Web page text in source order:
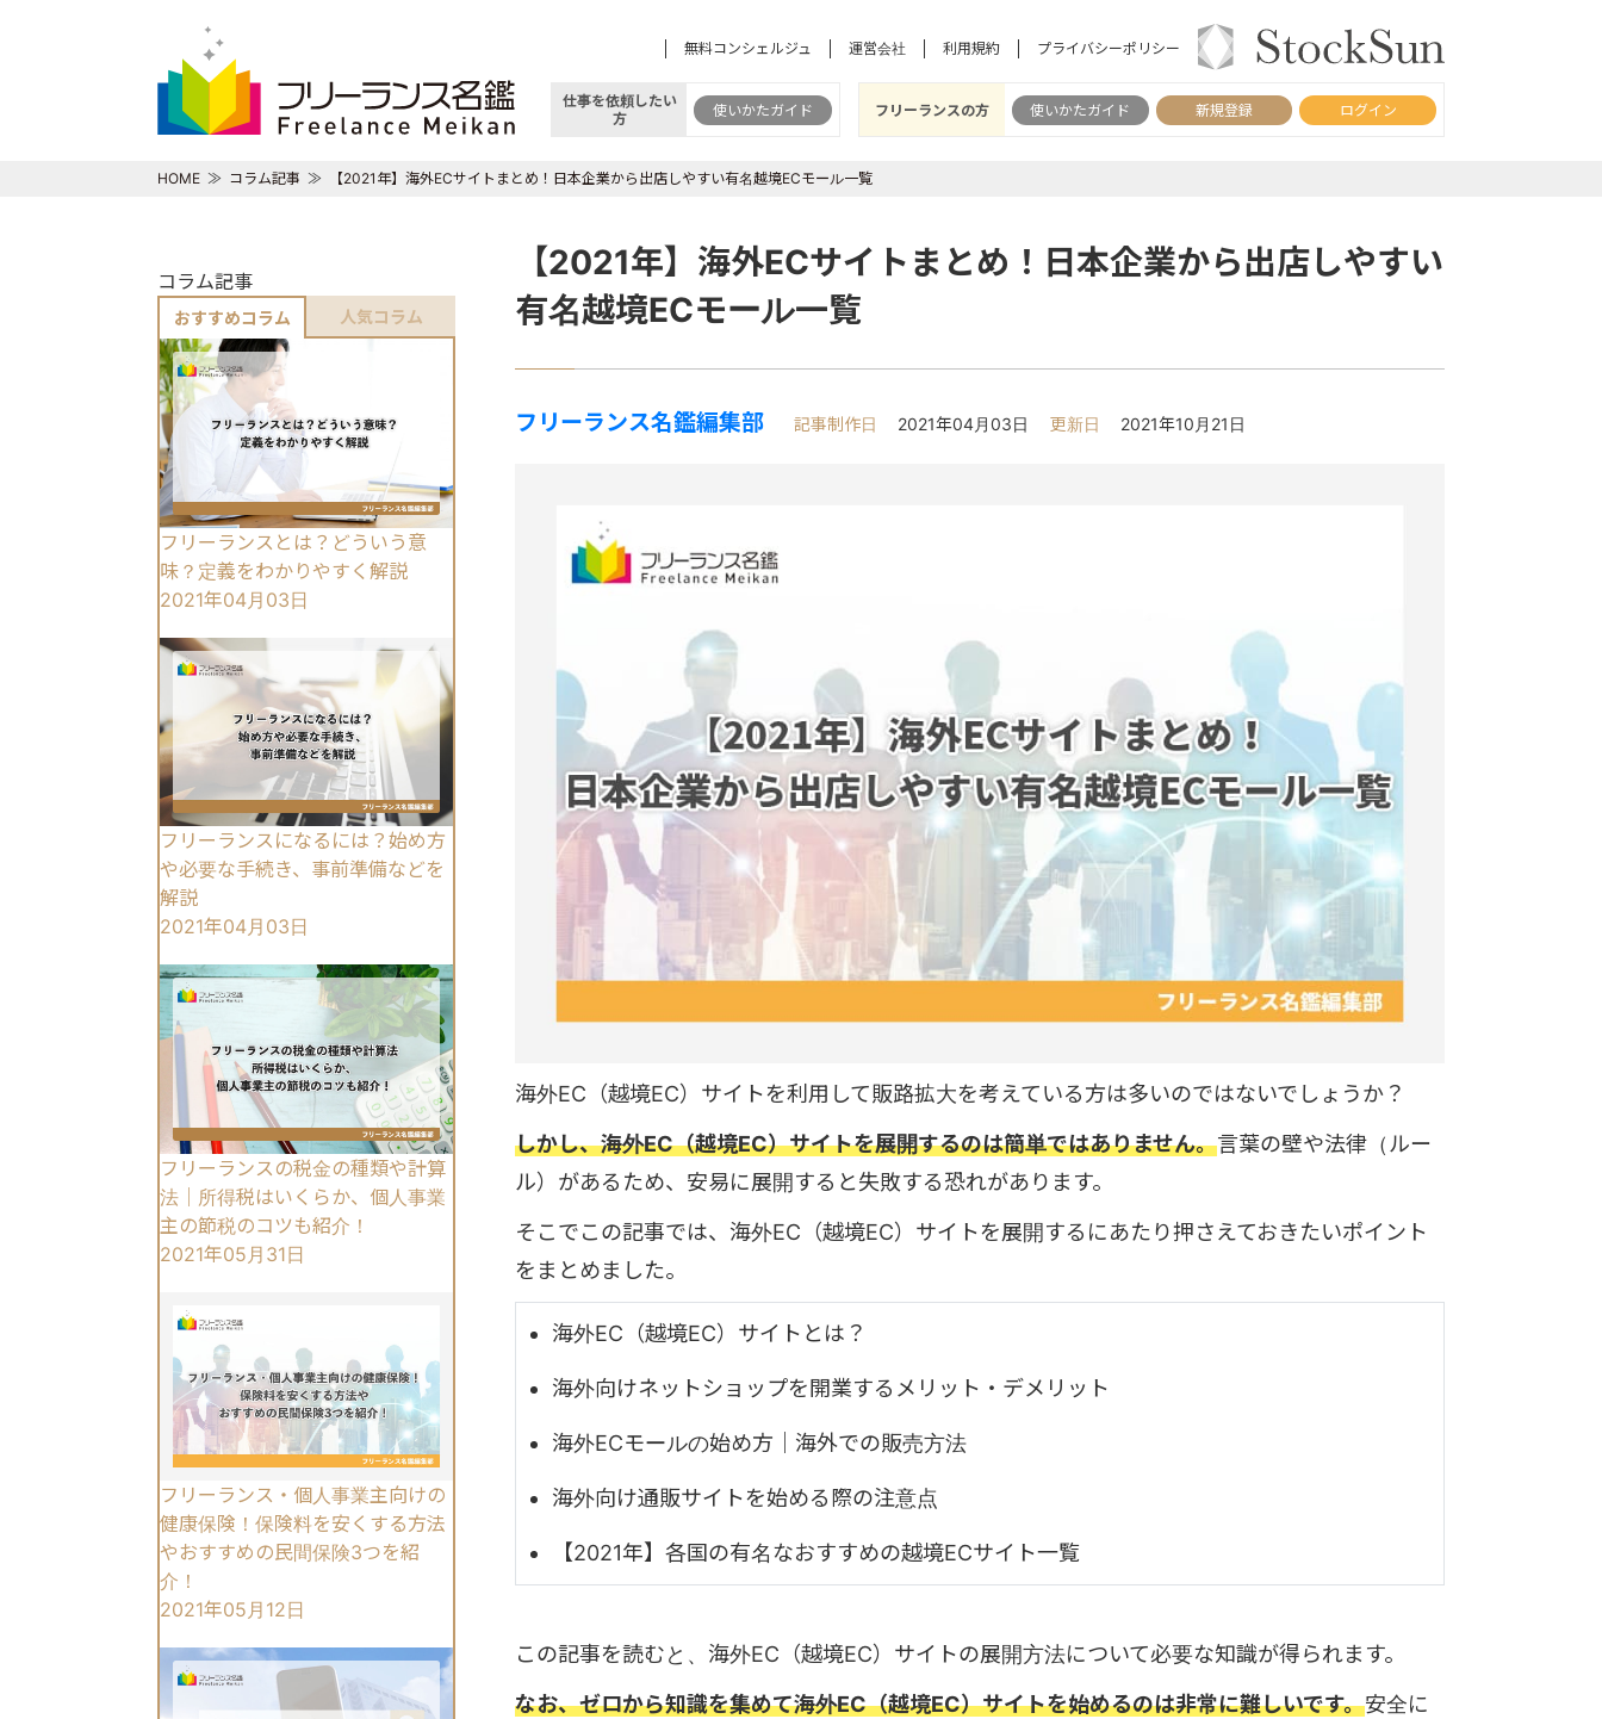
無料コンシェルジュ 運営会社 利用規約 プライバシーポリシー
仕事を依頼したい
方
使いかたガイド フリーランスの方 使いかたガイド 新規登録 ログイン
HOME コラム記事 【2021年】海外ECサイトまとめ！日本企業から出店しやすい有名越境ECモール一覧
コラム記事
おすすめコラム 人気コラム
フリーランスとは？どういう意
味？定義をわかりやすく解説
2021年04月03日
フリーランスになるには？始め方
や必要な手続き、事前準備などを
解説
2021年04月03日
フリーランスの税金の種類や計算
法｜所得税はいくらか、個人事業
主の節税のコツも紹介！
2021年05月31日
フリーランス・個人事業主向けの
健康保険！保険料を安くする方法
やおすすめの民間保険3つを紹
介！
2021年05月12日
【2021年】海外ECサイトまとめ！日本企業から出店しやすい
有名越境ECモール一覧
フリーランス名鑑編集部 記事制作日 2021年04月03日 更新日 2021年10月21日
海外EC（越境EC）サイトを利用して販路拡大を考えている方は多いのではないでしょうか？
しかし、海外EC（越境EC）サイトを展開するのは簡単ではありません。言葉の壁や法律（ルー
ル）があるため、安易に展開すると失敗する恐れがあります。
そこでこの記事では、海外EC（越境EC）サイトを展開するにあたり押さえておきたいポイント
をまとめました。
海外EC（越境EC）サイトとは？
海外向けネットショップを開業するメリット・デメリット
海外ECモールの始め方｜海外での販売方法
海外向け通販サイトを始める際の注意点
【2021年】各国の有名なおすすめの越境ECサイト一覧
この記事を読むと、海外EC（越境EC）サイトの展開方法について必要な知識が得られます。
なお、ゼロから知識を集めて海外EC（越境EC）サイトを始めるのは非常に難しいです。安全に